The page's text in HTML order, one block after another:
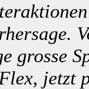
grosse
jetzt